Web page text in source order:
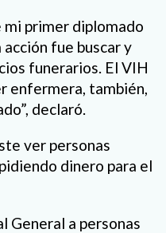
primer diplomado
fue buscar y
funerarios. El VIH
enfermera, también,
declaró.
ver personas
dinero para el
General a personas